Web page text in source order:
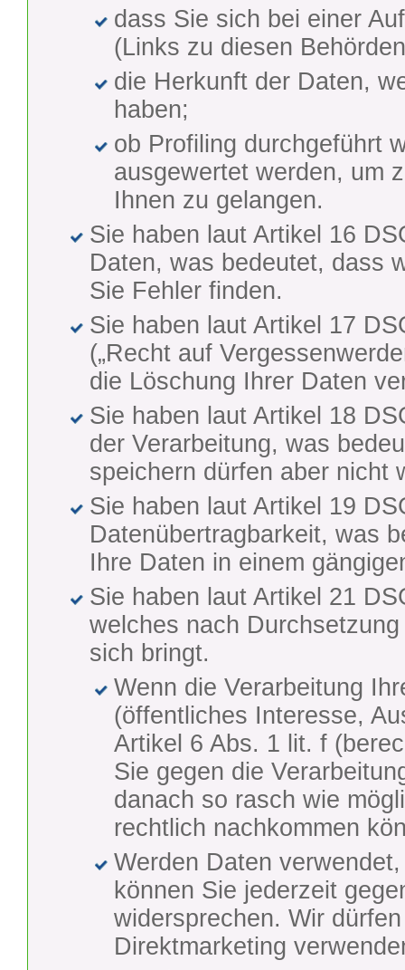
dass Sie sich bei einer
(Links zu diesen
die Herkunft der Daten,
haben;
ob Profiling durchgeführt
ausgewertet werden, um
Ihnen zu gelangen.
Sie haben laut Artikel 16
Daten, was bedeutet, dass
Sie Fehler finden.
Sie haben laut Artikel 17
(„Recht auf
die Löschung Ihrer Daten
Sie haben laut Artikel 18
der Verarbeitung, was
speichern dürfen aber nicht
Sie haben laut Artikel 19
Datenübertragbarkeit, was
Ihre Daten in einem
Sie haben laut Artikel 21
welches nach
sich bringt.
Wenn die Verarbeitung
(öffentliches Interesse,
Artikel 6 Abs. 1 lit. f
Sie gegen die
danach so rasch wie
rechtlich nachkommen
Werden Daten
können Sie jederzeit
widersprechen. Wir
Direktmarketing